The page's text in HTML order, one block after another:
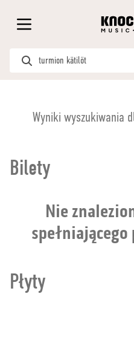
Wyniki wyszukiwania
Bilety
Nie
Płyty